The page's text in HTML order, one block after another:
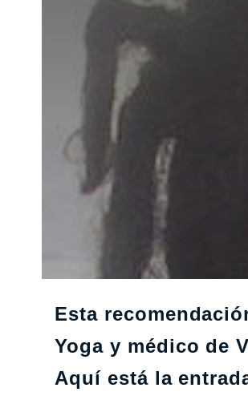
Esta
Yoga y médico de
Aquí está la